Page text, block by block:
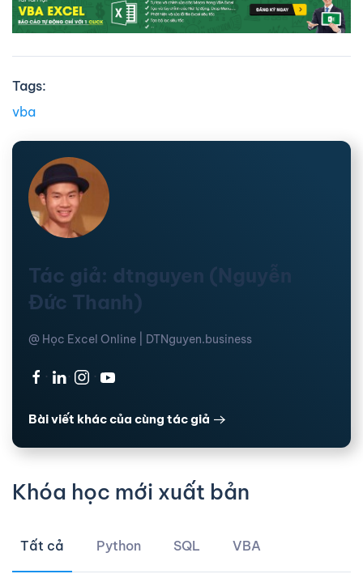
Tags:
vba
Tác giả: dtnguyen (Nguyễn
Đức Thanh)
@ Học Excel Online | DTNguyen.business
· · ·
Bài viết khác của cùng tác giả
Khóa học mới xuất bản
Tất cả Python SQL VBA